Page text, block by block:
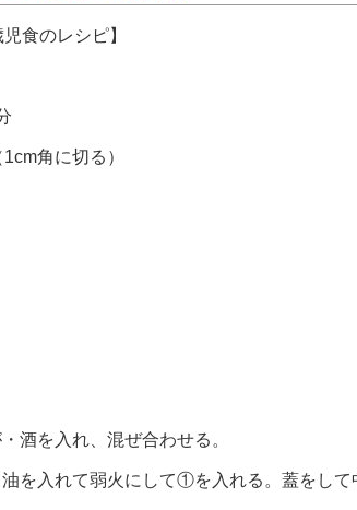
食のレシピ】
角に切る）
酒を入れ、混ぜ合わせる。
を入れて弱火にして①を入れる。蓋をして